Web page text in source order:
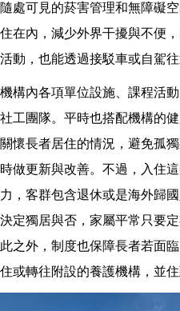
隨處可見的菸害管理和無障礙
住在內，減少外界干擾與不便
活動，也能透過接駁車或自駕往
機構內各項單位設施、課程活
社工團隊。平時也搭配機構的
關懷長者居住的情況，避免孤
時做更新與改善。不過，入住
力，客群包含退休或是海外歸
決定獨居與否，家屬平常只要
此之外，制度也保障長者若面
住或轉往附設的養護機構，並住